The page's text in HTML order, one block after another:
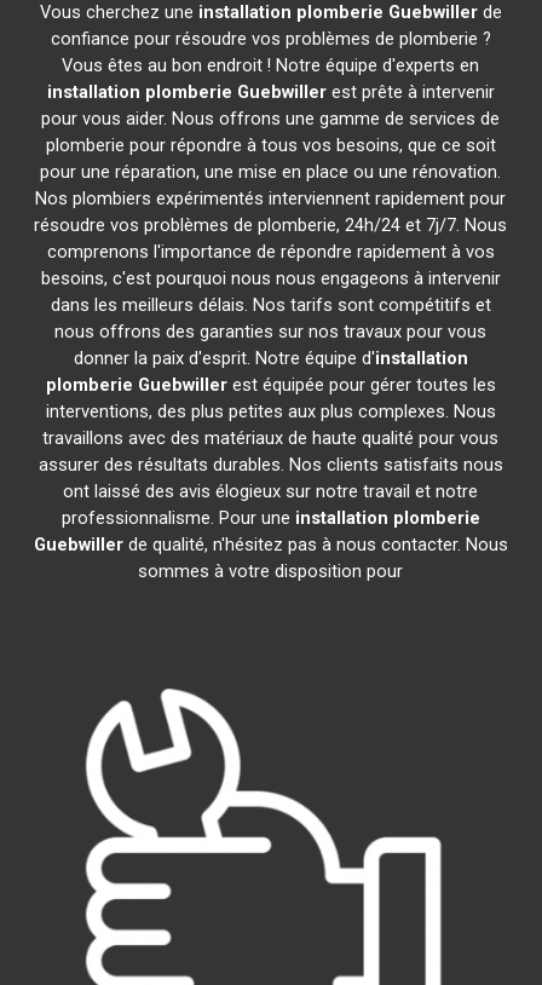
Vous cherchez une installation plomberie Guebwillerde
confiance pour résoudre vos problèmes de plomberie ?
Vous êtes au bon endroit ! Notre équipe d'experts en
installation plomberie Guebwillerest prête à intervenir
pour vous aider. Nous offrons une gamme de services de
plomberie pour répondre à tous vos besoins, que ce soit
pour une réparation, une mise en place ou une rénovation.
Nos plombiers expérimentés interviennent rapidement pour
résoudre vos problèmes de plomberie, 24h/24 et 7j/7. Nous
comprenons l'importance de répondre rapidement à vos
besoins, c'est pourquoi nous nous engageons à intervenir
dans les meilleurs délais. Nos tarifs sont compétitifs et
nous offrons des garanties sur nos travaux pour vous
donner la paix d'esprit. Notre équipe d'installation
plomberie Guebwillerest équipée pour gérer toutes les
interventions, des plus petites aux plus complexes. Nous
travaillons avec des matériaux de haute qualité pour vous
assurer des résultats durables. Nos clients satisfaits nous
ont laissé des avis élogieux sur notre travail et notre
professionnalisme. Pour une installation plomberie
Guebwillerde qualité, n'hésitez pas à nous contacter. Nous
sommes à votre disposition pour